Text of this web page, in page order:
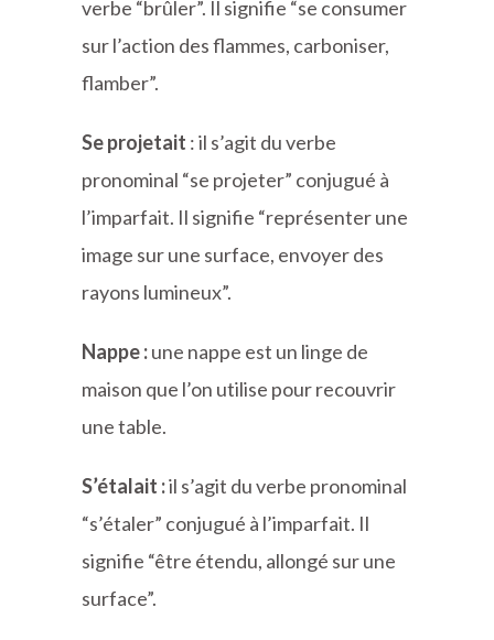
verbe “brûler”. Il signifie “se consumer
sur l’action des flammes, carboniser,
flamber”.
Se projetait : il s’agit du verbe
pronominal “se projeter” conjugué à
l’imparfait. Il signifie “représenter une
image sur une surface, envoyer des
rayons lumineux”.
Nappe :une nappe est un linge de
maison que l’on utilise pour recouvrir
une table.
S’étalait :il s’agit du verbe pronominal
“s’étaler” conjugué à l’imparfait. Il
signifie “être étendu, allongé sur une
surface”.